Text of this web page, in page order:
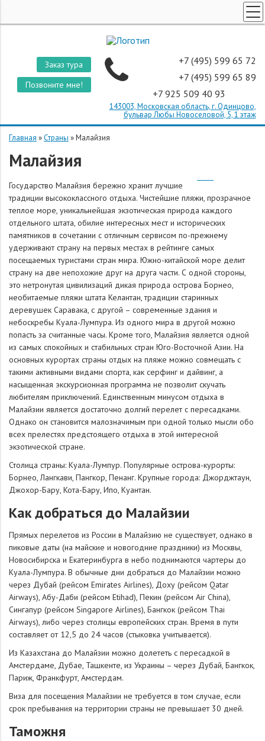
Заказ тура
Позвоните мне!
+7 (495) 599 65 72
+7 (495) 599 65 89
+7 925 509 40 93
143003, Московская область, г. Одинцово,
бульвар Любы Новоселовой, 5, 1 этаж
ТУРЫ ПО РОССИИ
ТУРЫ ДЛЯ ШКОЛЬНИКОВ
ПОИСК ТУРОВ
СТРАНЫ
О КОМПАНИИ
Главная »Страны »Малайзия
Малайзия
Государство Малайзия бережно хранит лучшие
традиции высококлассного отдыха. Чистейшие пляжи, прозрачное
теплое море, уникальнейшая экзотическая природа каждого
отдельного штата, обилие интересных мест и исторических
памятников в сочетании с отличным сервисом по-прежнему
удерживают страну на первых местах в рейтинге самых
посещаемых туристами стран мира. Южно-китайской море делит
страну на две непохожие друг на друга части. С одной стороны,
это нетронутая цивилизаций дикая природа острова Борнео,
необитаемые пляжи штата Келантан, традиции старинных
деревушек Саравака, с другой – современные здания и
небоскребы Куала-Лумпура. Из одного мира в другой можно
попасть за считанные часы. Кроме того, Малайзия является одной
из самых спокойных и стабильных стран Юго-Восточной Азии. На
основных курортах страны отдых на пляже можно совмещать с
такими активными видами спорта, как серфинг и дайвинг, а
насыщенная экскурсионная программа не позволит скучать
любителям приключений. Единственным минусом отдыха в
Малайзии является достаточно долгий перелет с пересадками.
Однако он становится малозначимым при одной только мысли обо
всех прелестях предстоящего отдыха в этой интересной
экзотической стране.
Столица страны: Куала-Лумпур. Популярные острова-курорты:
Борнео, Лангкави, Пангкор, Пенанг. Крупные города: Джорджтаун,
Джохор-Бару, Кота-Бару, Ипо, Куантан.
Как добраться до Малайзии
Прямых перелетов из России в Малайзию не существует, однако в
пиковые даты (на майские и новогодние праздники) из Москвы,
Новосибирска и Екатеринбурга в небо поднимаются чартеры до
Куала-Лумпура. В обычные дни добраться до Малайзии можно
через Дубай (рейсом Emirates Airlines), Доху (рейсом Qatar
Airways), Абу-Даби (рейсом Etihad), Пекин (рейсом Air China),
Сингапур (рейсом Singapore Airlines), Бангкок (рейсом Thai
Airways), либо через столицы европейских стран. Время в пути
составляет от 12,5 до 24 часов (стыковка учитывается).
Из Казахстана до Малайзии можно долететь с пересадкой в
Амстердаме, Дубае, Ташкенте, из Украины – через Дубай, Бангкок,
Париж, Франкфурт, Амстердам.
Виза для посещения Малайзии не требуется в том случае, если
срок пребывания на территории страны не превышает 30 дней.
Таможня